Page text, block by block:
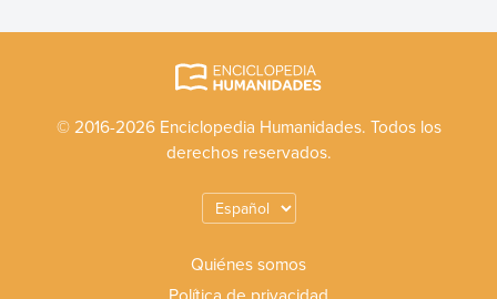
© 2016-2026 Enciclopedia Humanidades. Todos los
derechos reservados.
Quiénes somos